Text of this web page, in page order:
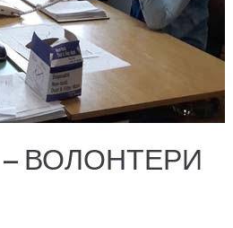
ВОЛОНТЕРИ